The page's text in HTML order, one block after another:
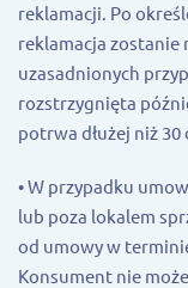
reklamacji. Po
reklamacja zostanie
uzasadnionych
rozstrzygnięta
potrwa dłużej niż
• W przypadku
lub poza lokalem
od umowy w
Konsument nie